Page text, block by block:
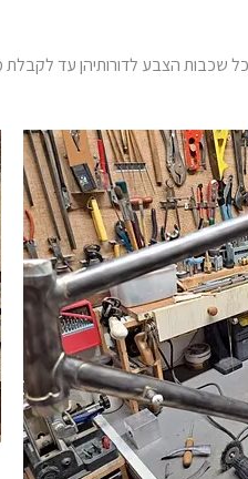
שכבות הצבע לדורותיהן עד לקבלת